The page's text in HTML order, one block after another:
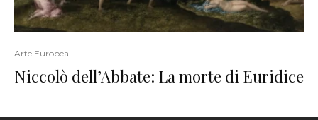
Arte Europea
Niccolò dell’Abbate: La morte di Euridice